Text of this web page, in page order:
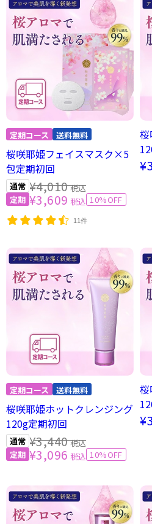
桜咲耶姫フェイスマスク×5
包定期初回
¥3,609 税込 10%OFF
¥4,010税込
11件
桜咲耶姫ホットクレンジング
120g定期初回
¥3,096 税込 10%OFF
¥3,440税込